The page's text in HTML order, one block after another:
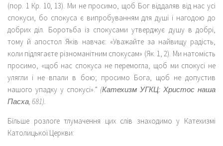
(пор. 1 Кр. 10, 13). Ми не просимо, щоб Бог віддаляв від нас усі
спокуси, бо спокуса є випробуванням для душі і нагодою до
добрих діл. Боротьба із спокусами утверджує душу в добрі,
тому й апостол Яків навчає: «Уважайте за найвищу радість,
коли підлягаєте різноманітним спокусам» (Як. 1, 2). Ми натомість
просимо, «щоб нас спокуса не перемогла, щоб ми спокусі не
улягли і не впали в бою; просимо Бога, щоб не допустив
нашого упадку у спокусі».” (Катехизм УГКЦ: Христос наша
Пасха, 681).
Більше розлоге тлумачення цих слів знаходимо у Катехизмі
Католицької Церкви: